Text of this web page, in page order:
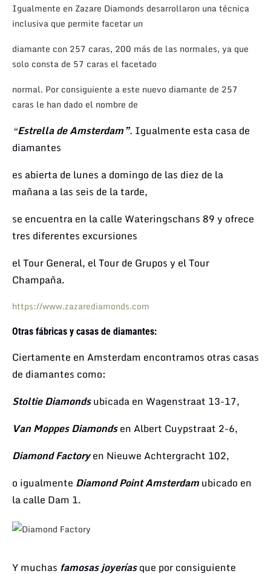
Igualmente en Zazare Diamonds desarrollaron una técnica
inclusiva que permite facetar un
diamante con 257 caras, 200 más de las normales, ya que
solo consta de 57 caras el facetado
normal. Por consiguiente a este nuevo diamante de 257
caras le han dado el nombre de
“Estrella de Amsterdam”. Igualmente esta casa de
diamantes
es abierta de lunes a domingo de las diez de la
mañanaa las seis de la tarde,
se encuentra en lacalle Wateringschans 89 y ofrece
tres diferentes excursiones
el Tour General, el Tour de Gruposy el Tour
Champaña.
https://www.zazarediamonds.com
Otras fábricas y casas de diamantes:
Ciertamente en Amsterdam encontramos otras casas
de diamantes como:
Stoltie Diamondsubicada en Wagenstraat 13-17,
Van Moppes Diamondsen Albert Cuypstraat 2-6,
Diamond Factoryen Nieuwe Achtergracht 102,
o igualmente Diamond Point Amsterdamubicado en
la calle Dam 1.
Y muchas famosas joyeríasque por consiguiente